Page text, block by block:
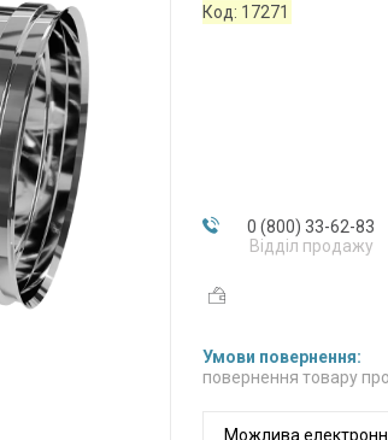
Код: 17271
0 (800) 33-62-83
Відділ продажу
повернення товару